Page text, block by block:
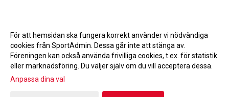
Gå till Webbversion
För att hemsidan ska fungera korrekt använder vi nödvändiga
cookies från SportAdmin. Dessa går inte att stänga av.
Föreningen kan också använda frivilliga cookies, t.ex. för statistik
eller marknadsföring. Du väljer själv om du vill acceptera dessa.
Anpassa dina val